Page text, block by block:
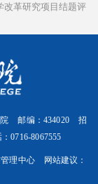
改革研究项目结题评
院 邮编：434020 招
0716-8067555
理中心 网站建议：